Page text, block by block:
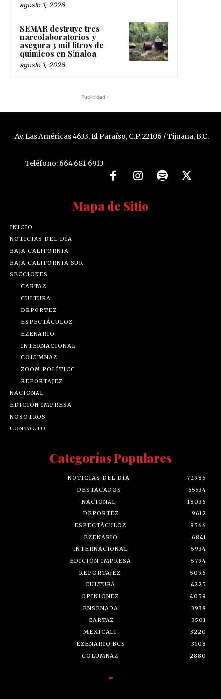
agosto 1, 2026
SEMAR destruye tres
narcolaboratorios y
asegura 3 mil litros de
químicos en Sinaloa
agosto 1, 2026
-Publicidad -
Av. Las Américas 4633, El Paraíso, C.P. 22106 / Tijuana, B.C.
Teléfono: 664 681 6913
Mapa de Sitio
INICIO
NOTICIAS DEL DÍA
BAJA CALIFORNIA
BAJA CALIFORNIA SUR
SECCIONES
CARTAZ
CULTURA
DEPORTEZ
ESPECTÁCULOZ
EZENARIO
INTERNACIONAL
COLUMNAZ
ZOOM POLÍTICO
REPORTAJEZ
NACIONAL
EDICIÓN IMPRESA
NOSOTROS
CONTACTO
Categorías Populares
NOTICIAS DEL DÍA
72985
DESTACADOS
55534
NACIONAL
18036
DEPORTEZ
9612
ESPECTÁCULOZ
9566
EZENARIO
6841
INTERNACIONAL
5934
EDICIÓN IMPRESA
5794
REPORTAJEZ
5096
CULTURA
4225
OPINIONEZ
4059
ENSENADA
3938
CARTAZ
3501
MEXICALI
3220
EZENARIO BCS
3108
COLUMNAZ
2880
-